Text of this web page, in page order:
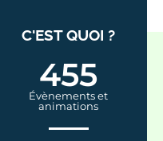
C'EST QUOI ?
455
Évènements et
animations